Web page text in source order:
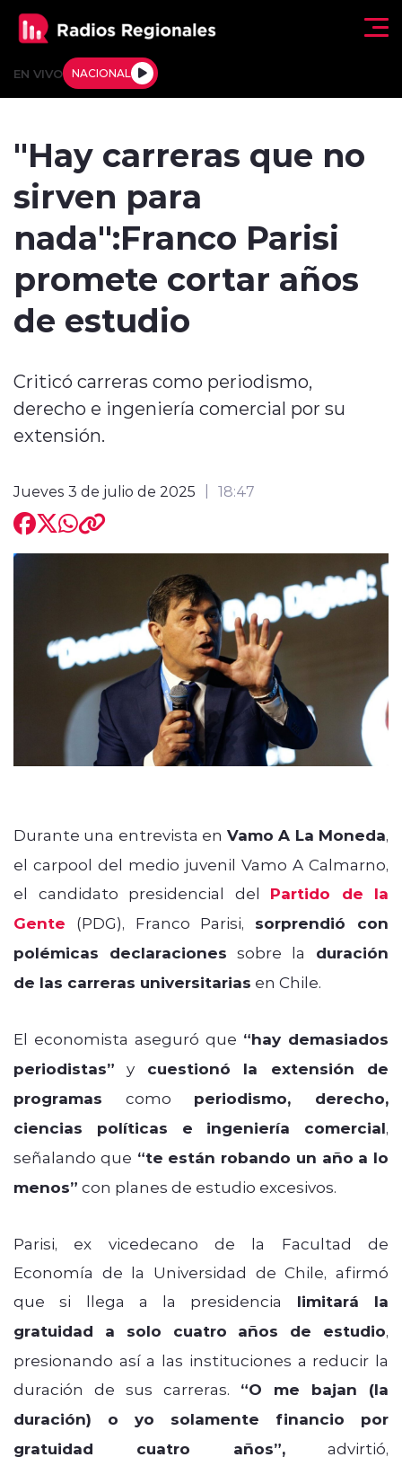
EN VIVO NACIONAL
Actualidad
Tendencias
Internacional
Entrevistas
"Hay carreras que no
sirven para
nada":Franco Parisi
promete cortar años
de estudio
Criticó carreras como periodismo,
derecho e ingeniería comercial por su
extensión.
Jueves 3 de julio de 2025 18:47
Durante una entrevista en Vamo A La Moneda,
el carpool del medio juvenil Vamo A Calmarno,
el candidato presidencial del Partido de la
Gente (PDG), Franco Parisi, sorprendió con
polémicas declaraciones sobre la
duración
de las carreras universitarias en Chile.
El economista aseguró que “hay demasiados
periodistas” y cuestionó la extensión de
programas como periodismo, derecho,
ciencias políticas e ingeniería comercial,
señalando que “te están robando un año a lo
menos” con planes de estudio excesivos.
Parisi, ex vicedecano de la Facultad de
Economía de la Universidad de Chile, afirmó
que si llega a la presidencia limitará la
gratuidad a solo cuatro años de estudio,
presionando así a las instituciones a reducir la
duración de sus carreras. “O me bajan (la
duración) o yo solamente financio por
gratuidad cuatro años”, advirtió,